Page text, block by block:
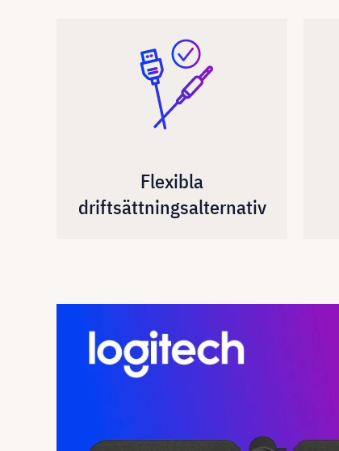
Flexibla
driftsättningsalternativ